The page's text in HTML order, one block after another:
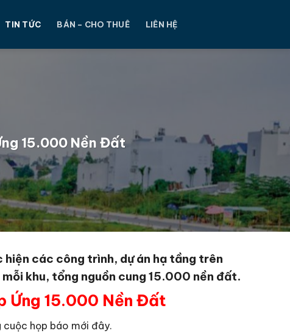
TIN TỨC BÁN – CHO THUÊ LIÊN HỆ
15.000 Nền Đất
các công trình, dự án hạ tầng trên
khu, tổng nguồn cung 15.000 nền đất.
Ứng 15.000 Nền Đất
cuộc họp báo mới đây.